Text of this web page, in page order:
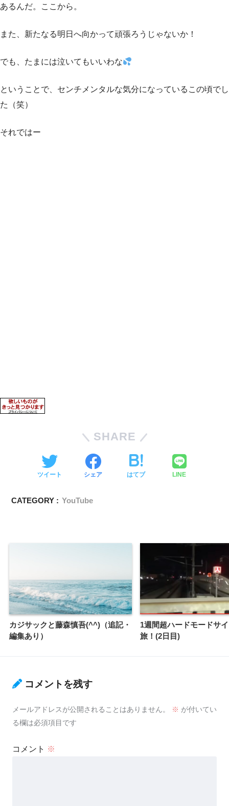
あるんだ。ここから。
また、新たなる明日へ向かって頑張ろうじゃないか！
でも、たまには泣いてもいいわな
ということで、センチメンタルな気分になっているこの頃でし
た（笑）
それではー
SHARE
ツイート シェア はてブ LINE
CATEGORY : YouTube
カジサックと藤森慎吾(^^)（追記・
編集あり）
1週間超ハードモードサ
旅！(2日目)
コメントを残す
メールアドレスが公開されることはありません。 ※ が付いてい
る欄は必須項目です
コメント ※